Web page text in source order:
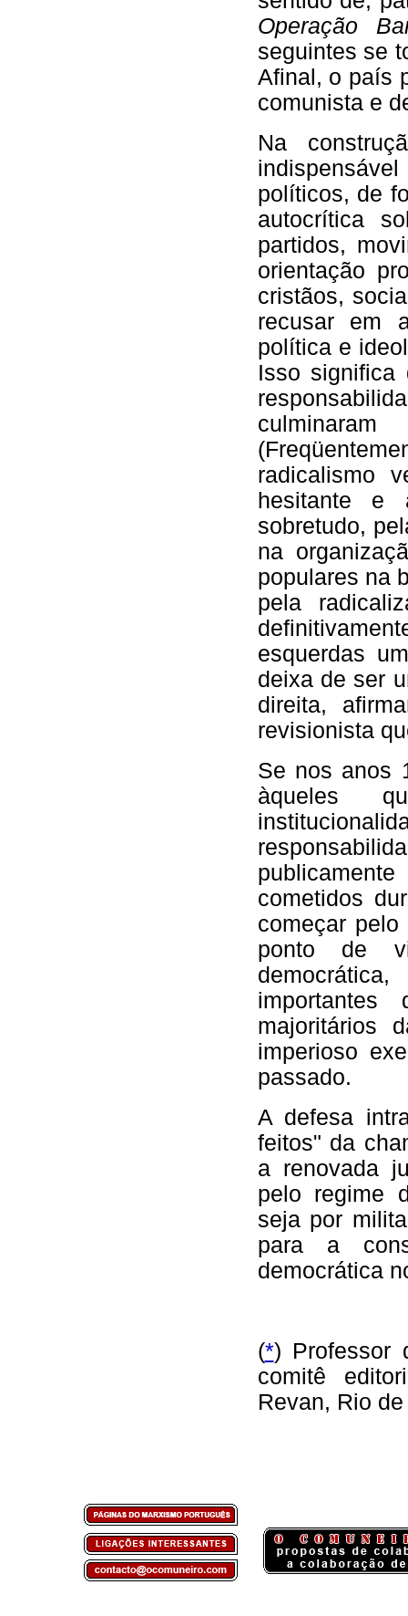
Operação
seguintes se
Afinal, o país
comunista e
Na
políticos, de
autocrítica
partidos,
orientação
cristãos,
recusar em
política e
Isso significa
radicalismo
hesitante e
sobretudo,
na
populares na
pela
esquerdas
deixa de ser
direita,
revisionista
Se nos anos
àqueles
cometidos
começar
ponto de
majoritários
imperioso
passado.
A defesa
feitos" da
a renovada
pelo regime
seja por
para a
democrática
(*) Professor
comitê
Revan, Rio